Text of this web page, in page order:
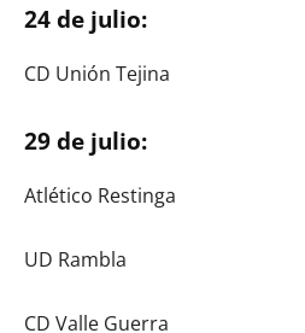
24 de julio:
CD Unión Tejina
29 de julio:
Atlético Restinga
UD Rambla
CD Valle Guerra